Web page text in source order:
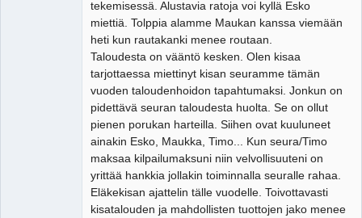
tekemisessä. Alustavia ratoja voi kyllä Esko
miettiä. Tolppia alamme Maukan kanssa viemään
heti kun rautakanki menee routaan.
Taloudesta on vääntö kesken. Olen kisaa
tarjottaessa miettinyt kisan seuramme tämän
vuoden taloudenhoidon tapahtumaksi. Jonkun on
pidettävä seuran taloudesta huolta. Se on ollut
pienen porukan harteilla. Siihen ovat kuuluneet
ainakin Esko, Maukka, Timo... Kun seura/Timo
maksaa kilpailumaksuni niin velvollisuuteni on
yrittää hankkia jollakin toiminnalla seuralle rahaa.
Eläkekisan ajattelin tälle vuodelle. Toivottavasti
kisatalouden ja mahdollisten tuottojen jako menee